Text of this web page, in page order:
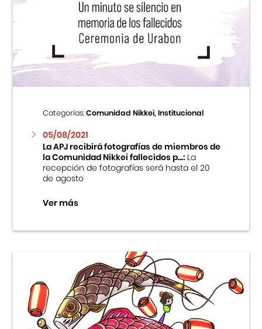
Categorías:Comunidad Nikkei, Institucional
05/08/2021
La APJ recibirá fotografías de miembros de
la Comunidad Nikkei fallecidos p...:La
recepción de fotografías será hasta el 20
de agosto
Ver más